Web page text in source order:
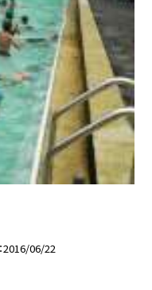
2016/06/22